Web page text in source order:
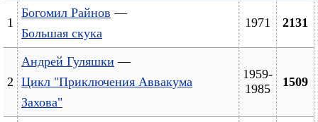
1
Богомил Райнов —
Большая скука
1971 2131
2
Андрей Гуляшки —
Цикл "Приключения Аввакума
Захова"
1959-
1985
1509